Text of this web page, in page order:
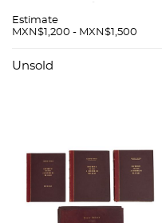
ECONOMÍA Y
de Económia Pzs 2
Estimate
MXN$1,200 - MXN$1,500
Unsold